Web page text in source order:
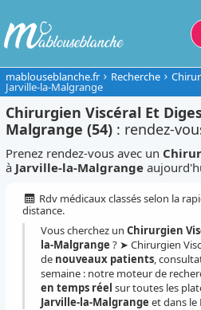
mablouseblanche.fr Recherche
Jarville-la-Malgrange
Chirurgien Viscéral Et
Malgrange (54) : rendez-
Prenez rendez-vous avec un
à Jarville-la-Malgrange
Rdv médicaux classés selon la
distance.
Vous cherchez unChirurgien
la-Malgrange ? ➤ Chirurgien
de nouveaux patients,
semaine : notre moteur de
en temps réel sur toutes les
Jarville-la-Malgrange et dans